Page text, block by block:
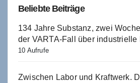
Beliebte Beiträge
134 Jahre Substanz, zwei
der VARTA-Fall über industrielle
10 Aufrufe
Zwischen Labor und Kraftwerk.